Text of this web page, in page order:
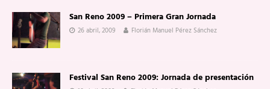
San Reno 2009 – Primera Gran Jornada
26 abril, 2009 Florián Manuel Pérez Sánchez
Festival San Reno 2009: Jornada de presentación